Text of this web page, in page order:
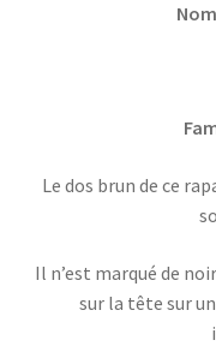
Le dos brun de ce
Il n’est marqué de
sur la tête sur